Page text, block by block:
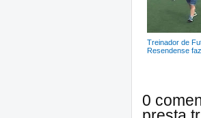
Treinador de
Resendense
0